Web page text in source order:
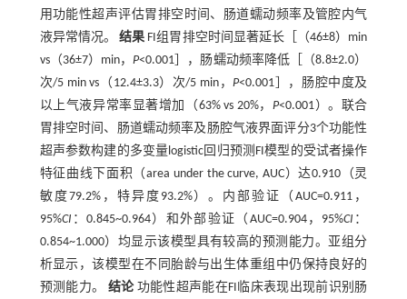
用功能性超声评估胃排空时间、肠道蠕动频率及管腔内气
液异常情况。结果 FI组胃排空时间显著延长［（46±8）min
vs（36±7）min，P<0.001］，肠蠕动频率降低［（8.8±2.0）
次/5 min vs（12.4±3.3）次/5 min，P<0.001］，肠腔中度及
以上气液异常率显著增加（63% vs 20%，P<0.001）。联合
胃排空时间、肠道蠕动频率及肠腔气液界面评分3个功能性
超声参数构建的多变量logistic回归预测FI模型的受试者操作
特征曲线下面积（area under the curve, AUC）达0.910（灵
敏度79.2%，特异度93.2%）。内部验证（AUC=0.911，
95%CI ：0.845~0.964）和外部验证（AUC=0.904，95%CI ：
0.854~1.000）均显示该模型具有较高的预测能力。亚组分
析显示，该模型在不同胎龄与出生体重组中仍保持良好的
预测能力。 结论功能性超声能在FI临床表现出现前识别肠